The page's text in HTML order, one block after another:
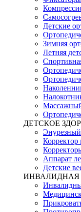
Детские
Зимняя
Летняя
ДЕТСКОЕ
Корректор
Аппарат
Детские
ИНВАЛИДНАЯ